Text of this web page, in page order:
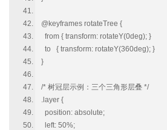
@keyframes rotateTree {
from { transform: rotateY(0deg); }
to { transform: rotateY(360deg); }
}
/* 树冠层示例：三个三角形层叠 */
.layer {
position: absolute;
left: 50%;